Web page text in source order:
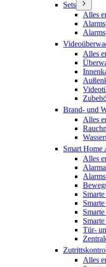
Sets
Alles
Alles
Brand- und
Alles
Smart Home
Alles
Tür-
Alles